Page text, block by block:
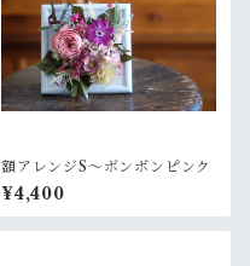
額アレンジS〜ボンボンピンク
¥4,400